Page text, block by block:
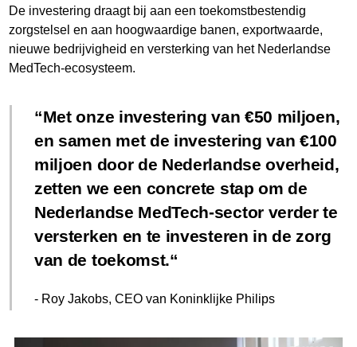
De investering draagt bij aan een toekomstbestendig
zorgstelsel en aan hoogwaardige banen, exportwaarde,
nieuwe bedrijvigheid en versterking van het Nederlandse
MedTech-ecosysteem.
Met onze investering van €50 miljoen,
en samen met de investering van €100
miljoen door de Nederlandse overheid,
zetten we een concrete stap om de
Nederlandse MedTech-sector verder te
versterken en te investeren in de zorg
van de toekomst.
- Roy Jakobs, CEO van Koninklijke Philips